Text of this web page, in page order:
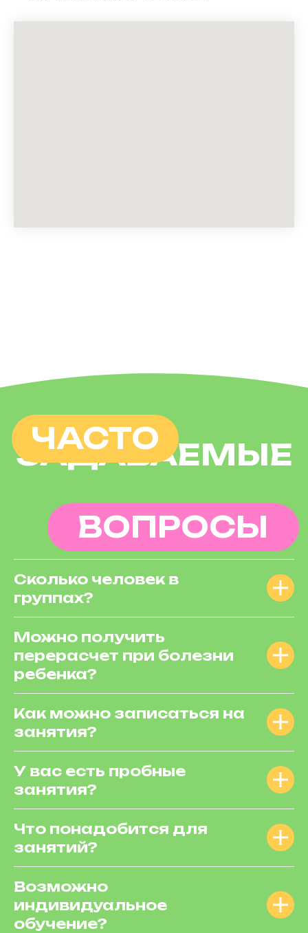
Сколько человек в
группах?
Можно получить
перерасчет при болезни
ребенка?
Как можно записаться на
занятия?
У вас есть пробные
занятия?
Что понадобится для
занятий?
Возможно
индивидуальное
обучение?